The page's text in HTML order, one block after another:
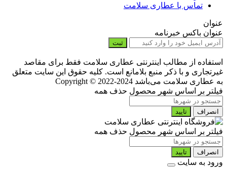
تماس با عطاری سلامت
عنوان
عنوان باکس خبرنامه
ثبت
استفاده از مطالب اینترنتی عطاری سلامت فقط برای مقاصد
غیرتجاری و با ذکر منبع بلامانع است. کلیه حقوق این سایت متعلق
به عطاری سلامت می‌باشد Copyright © 2022-2024
فیلتر بر اساس شهر محصول حذف همه
انصراف تایید
فیلتر بر اساس شهر محصول حذف همه
انصراف تایید
ورود به سایت